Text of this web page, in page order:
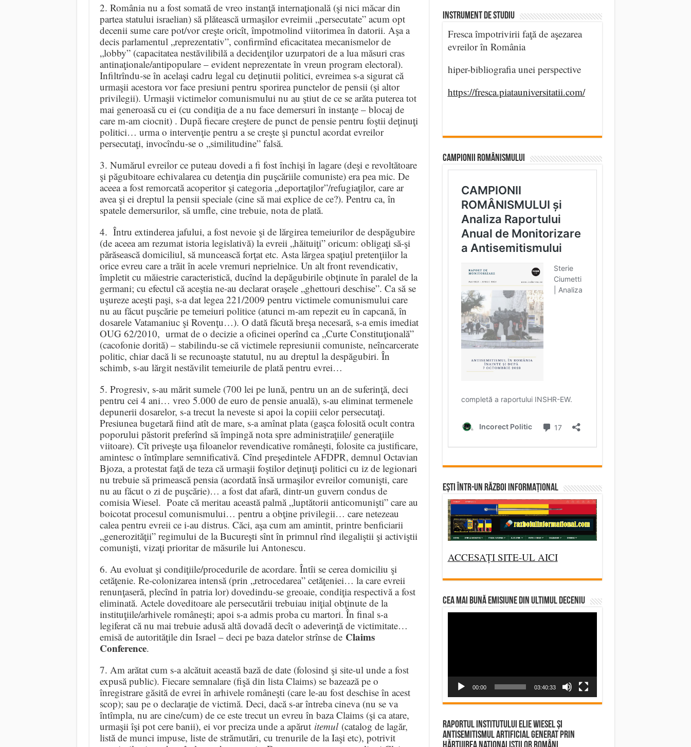
2. România nu a fost somată de vreo instanţă internaţională (şi nici măcar din
partea statului israelian) să plătească urmaşilor evreimii „persecutate” acum opt
decenii sume care pot/vor creşte oricît, împotmolind viitorimea în datorii. Aşa a
decis parlamentul „reprezentativ”, confirmînd eficacitatea mecanismelor de
„lobby” (capacitatea nestăvilibilă a decidenţilor uzurpatori de a lua măsuri cras
antinaţionale/antipopulare – evident neprezentate în vreun program electoral).
Infiltrîndu-se în acelaşi cadru legal cu deţinutii politici, evreimea s-a sigurat că
urmaşii acestora vor face presiuni pentru sporirea punctelor de pensii (şi altor
privilegii). Urmaşii victimelor comunismului nu au ştiut de ce se arăta puterea tot
mai generoasă cu ei (cu condiţia de a nu face demersuri în instanţe – blocaj de
care m-am ciocnit) . După fiecare creştere de punct de pensie pentru foştii deţinuţi
politici… urma o intervenţie pentru a se creşte şi punctul acordat evreilor
persecutaţi, invocîndu-se o „similitudine” falsă.
3. Numărul evreilor ce puteau dovedi a fi fost închişi în lagare (deşi e revoltătoare
şi păgubitoare echivalarea cu detenţia din puşcăriile comuniste) era pea mic. De
aceea a fost remorcată acoperitor şi categoria „deportaţilor”/refugiaţilor, care ar
avea şi ei dreptul la pensii speciale (cine să mai explice de ce?). Pentru ca, în
spatele demersurilor, să umfle, cine trebuie, nota de plată.
4. Întru extinderea jafului, a fost nevoie şi de lărgirea temeiurilor de despăgubire
(de aceea am rezumat istoria legislativă) la evreii „hăituiţi” oricum: obligaţi să-şi
părăsească domiciliul, să muncească forţat etc. Asta lărgea spaţiul pretenţiilor la
orice evreu care a trăit în acele vremuri neprielnice. Un alt front revendicativ,
împletit cu măiestrie caracteristică, ducînd la depăgubirile obţinute în paralel de la
germani; cu efectul că aceştia ne-au declarat oraşele „ghettouri deschise”. Ca să se
uşureze aceşti paşi, s-a dat legea 221/2009 pentru victimele comunismului care
nu au făcut puşcărie pe temeiuri politice (atunci m-am repezit eu în capcană, în
dosarele Vatamaniuc şi Rovenţu…). O dată făcută breşa necesară, s-a emis imediat
OUG 62/2010, urmat de o decizie a oficinei operînd ca „Curte Constituţională”
(cacofonie dorită) – stabilindu-se că victimele represiunii comuniste, neîncarcerate
politic, chiar dacă li se recunoaşte statutul, nu au dreptul la despăgubiri. În
schimb, s-au lărgit nestăvilit temeiurile de plată pentru evrei…
5. Progresiv, s-au mărit sumele (700 lei pe lună, pentru un an de suferinţă, deci
pentru cei 4 ani… vreo 5.000 de euro de pensie anuală), s-au eliminat termenele
depunerii dosarelor, s-a trecut la neveste si apoi la copiii celor persecutaţi.
Presiunea bugetară fiind atît de mare, s-a amînat plata (gaşca folosită ocult contra
poporului păstorit preferînd să împingă nota spre administraţiile/ generaţiile
viitoare). Cît priveşte uşa filoanelor revendicative româneşti, folosite ca justificare,
amintesc o întîmplare semnificativă. Cînd preşedintele AFDPR, demnul Octavian
Bjoza, a protestat faţă de teza că urmaşii foştilor deţinuţi politici cu iz de legionari
nu trebuie să primească pensia (acordată însă urmaşilor evreilor comunişti, care
nu au făcut o zi de puşcărie)… a fost dat afară, dintr-un guvern condus de
comisia Wiesel. Poate că meritau această palmă „luptătorii anticomunişti” care au
boicotat procesul comunismului… pentru a obţine privilegii… care netezeau
calea pentru evreii ce i-au distrus. Căci, aşa cum am amintit, printre benficiarii
„generozităţii” regimului de la Bucureşti sînt în primnul rînd ilegaliştii şi activiştii
comunişti, vizaţi prioritar de măsurile lui Antonescu.
6. Au evoluat şi condiţiile/procedurile de acordare. Întîi se cerea domiciliu şi
cetăţenie. Re-colonizarea intensă (prin „retrocedarea” cetăţeniei… la care evreii
renunţaseră, plecînd în patria lor) dovedindu-se greoaie, condiţia respectivă a fost
eliminată. Actele doveditoare ale persecutării trebuiau iniţial obţinute de la
instituţiile/arhivele româneşti; apoi s-a admis proba cu martori. În final s-a
legiferat că nu mai trebuie adusă altă dovadă decît o adeverinţă de victimitate…
emisă de autorităţile din Israel – deci pe baza datelor strînse de Claims
Conference.
7. Am arătat cum s-a alcătuit această bază de date (folosind şi site-ul unde a fost
expusă public). Fiecare semnalare (fişă din lista Claims) se bazează pe o
înregistrare găsită de evrei în arhivele româneşti (care le-au fost deschise în acest
scop); sau pe o declaraţie de victimă. Deci, dacă s-ar întreba cineva (nu se va
întîmpla, nu are cine/cum) de ce este trecut un evreu în baza Claims (şi ca atare,
urmaşii îşi pot cere banii), ei vor preciza unde a apărut itemul(catalog de lagăr,
listă de munci impuse, liste de strămutări, cu trenurile de la Iaşi etc), potrivit
INSTRUMENT DE STUDIU
Fresca împotrivirii faţă de aşezarea
evreilor în România
hiper-bibliografia unei perspective
https://fresca.piatauniversitatii.com/
CAMPIONII ROMÂNISMULUI
Ești într-un RĂZBOI INFORMAȚIONAL
ACCESAȚI SITE-UL AICI
CEA MAI BUNĂ EMISIUNE DIN ULTIMUL DECENIU
00:00 03:40:33
Raportul Institutului Elie Wiesel și
Antisemitismul Artificial Generat prin